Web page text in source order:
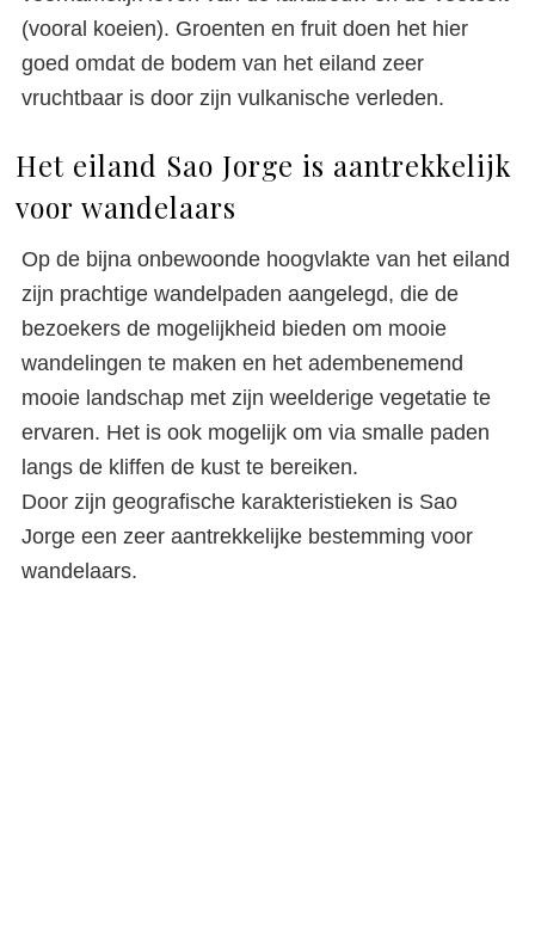
(vooral koeien). Groenten en fruit doen het hier
goed omdat de bodem van het eiland zeer
vruchtbaar is door zijn vulkanische verleden.
Het eiland Sao Jorge is aantrekkelijk
voor wandelaars
Op de bijna onbewoonde hoogvlakte van het eiland
zijn prachtige wandelpaden aangelegd, die de
bezoekers de mogelijkheid bieden om mooie
wandelingen te maken en het adembenemend
mooie landschap met zijn weelderige vegetatie te
ervaren. Het is ook mogelijk om via smalle paden
langs de kliffen de kust te bereiken.
Door zijn geografische karakteristieken is Sao
Jorge een zeer aantrekkelijke bestemming voor
wandelaars.